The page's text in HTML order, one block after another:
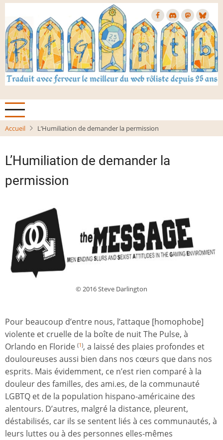
Aller
contenu
principal
Accueil L’Humiliation de demander la permission
L’Humiliation de demander la
permission
© 2016 Steve Darlington
Pour beaucoup d’entre nous, l’attaque [homophobe]
violente et cruelle de la boîte de nuit The Pulse, à
Orlando en Floride (1), a laissé des plaies profondes et
douloureuses aussi bien dans nos cœurs que dans nos
esprits. Mais évidemment, ce n’est rien comparé à la
douleur des familles, des ami.es, de la communauté
LGBTQ et de la population hispano-américaine des
alentours. D’autres, malgré la distance, pleurent,
déstabilisés, car ils se sentent liés à ces communautés, à
leurs luttes ou à des personnes elles-mêmes